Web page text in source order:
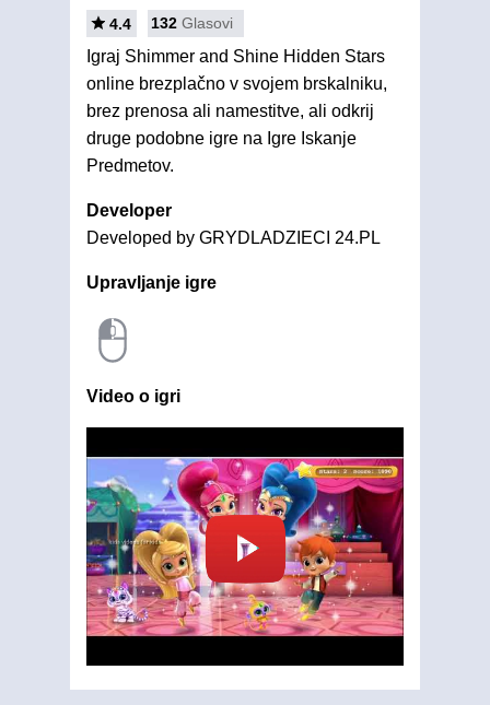
4.4 132 Glasovi
Igraj Shimmer and Shine Hidden Stars
online brezplačno v svojem brskalniku,
brez prenosa ali namestitve, ali odkrij
druge podobne igre na Igre Iskanje
Predmetov.
Developer
Developed by GRYDLADZIECI 24.PL
Upravljanje igre
Video o igri